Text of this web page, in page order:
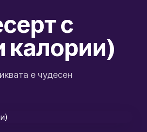
с
калории)
е чудесен